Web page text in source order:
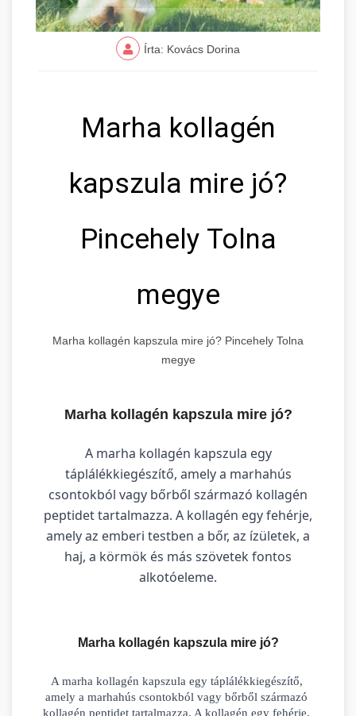
Írta: Kovács Dorina
Marha kollagén
kapszula mire jó?
Pincehely Tolna
megye
Marha kollagén kapszula mire jó? Pincehely Tolna
megye
Marha kollagén kapszula mire jó?
A marha kollagén kapszula egy
táplálékkiegészítő, amely a marhahús
csontokból vagy bőrből származó kollagén
peptidet tartalmazza. A kollagén egy fehérje,
amely az emberi testben a bőr, az ízületek, a
haj, a körmök és más szövetek fontos
alkotóeleme.
Marha kollagén kapszula mire jó?
A marha kollagén kapszula egy táplálékkiegészítő,
amely a marhahús csontokból vagy bőrből származó
kollagén peptidet tartalmazza. A kollagén egy fehérje,